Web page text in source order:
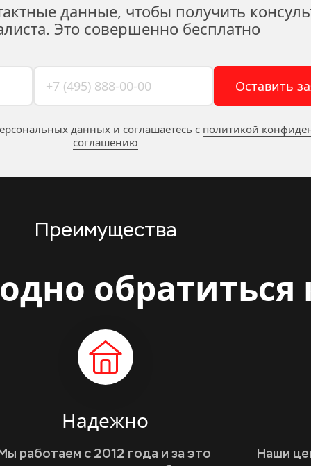
данные, чтобы получить
Это совершенно бесплатно
Оставить
данных и соглашаетесь c политикой
соглашению
Преимущества
обратиться
Надежно
работаем с 2012 года и за это
Наши